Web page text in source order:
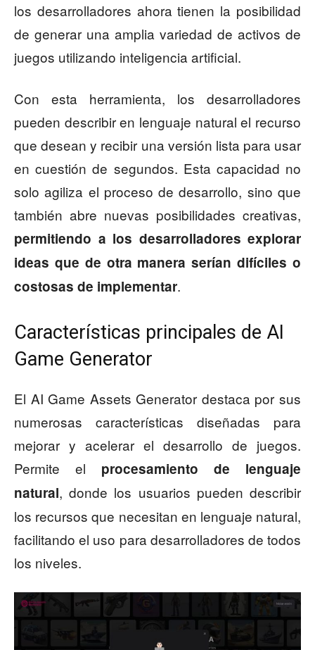
los desarrolladores ahora tienen la posibilidad
de generar una amplia variedad de activos de
juegos utilizando inteligencia artificial.
Con esta herramienta, los desarrolladores
pueden describir en lenguaje natural el recurso
que desean y recibir una versión lista para usar
en cuestión de segundos. Esta capacidad no
solo agiliza el proceso de desarrollo, sino que
también abre nuevas posibilidades creativas,
permitiendo a los desarrolladores explorar
ideas que de otra manera serían difíciles o
costosas de implementar.
Características principales de AI
Game Generator
El AI Game Assets Generator destaca por sus
numerosas características diseñadas para
mejorar y acelerar el desarrollo de juegos.
Permite el procesamiento de lenguaje
natural, donde los usuarios pueden describir
los recursos que necesitan en lenguaje natural,
facilitando el uso para desarrolladores de todos
los niveles.